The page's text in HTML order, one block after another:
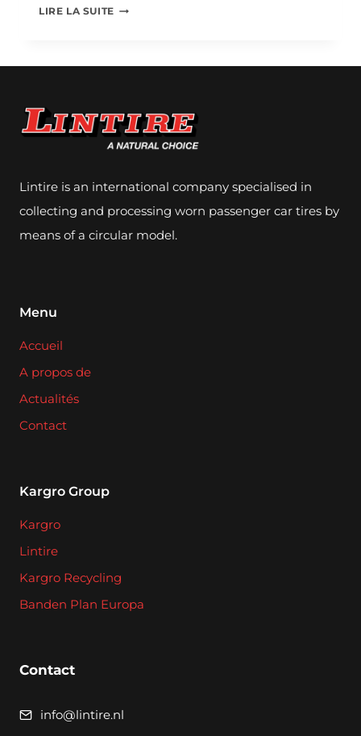
LIRE LA SUITEPROJET
Lintire is an international company specialised in
collecting and processing worn passenger car tires by
means of a circular model.
Menu
Accueil
A propos de
Actualités
Contact
Kargro Group
Kargro
Lintire
Kargro Recycling
Banden Plan Europa
Contact
info@lintire.nl